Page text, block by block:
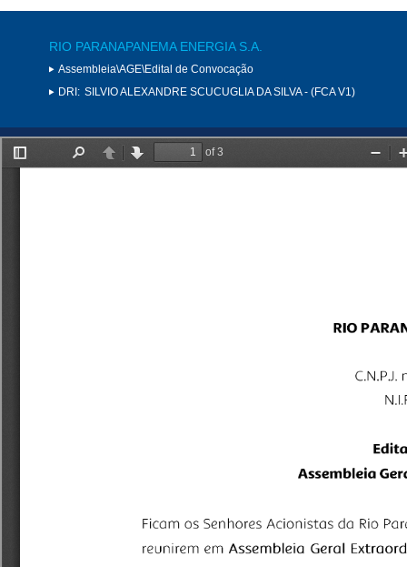
RIO PARANAPANEMA ENERGIA S.A.
Assembleia\AGE\Edital de Convocação
DRI: SILVIO ALEXANDRE SCUCUGLIA DA SILVA - (FCA V1)